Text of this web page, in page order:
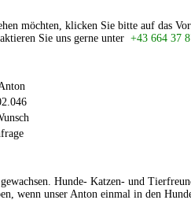
möchten, klicken Sie bitte auf das
Sie uns gerne unter +43 664 37
Hunde- Katzen- und
wenn unser Anton einmal in den